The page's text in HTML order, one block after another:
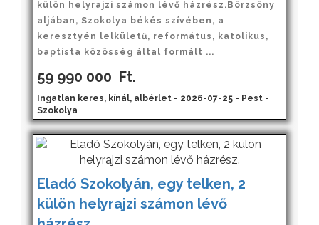
külön helyrajzi számon lévő házrész.Börzsöny
aljában, Szokolya békés szívében, a
keresztyén lelkületű, református, katolikus,
baptista közösség által formált ...
59 990 000 Ft.
Ingatlan keres, kínál, albérlet - 2026-07-25 - Pest -
Szokolya
Eladó Szokolyán, egy telken, 2
külön helyrajzi számon lévő